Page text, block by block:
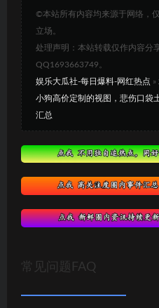
©本站所有内容均来源于网络，
立场。
处理声明：本站转载仅作内容分
QQ1693663749。
娱乐大瓜社-每日爆料-网红热点 »
小狗高价定制的视图，悲伤口袋
汇总
常见问题FAQ